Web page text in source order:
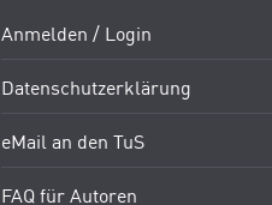
Anmelden / Login
Datenschutzerklärung
eMail an den TuS
FAQ für Autoren